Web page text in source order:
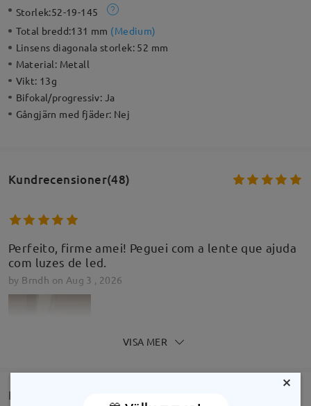
Storlek:52-19-145
Total bredd:131 mm (Medium)
Linsens diagonala storlek: 52 mm
Material: Metall
Vikt: 13g
Bifokal/progressiv: Ja
Gångjärn med fjäder: Nej
Kundrecensioner(48)
Perfeito, firme amei! Peguei com a lente que ajuda
com luzes de led.
by Brndh on Aug 3 , 2026
VISA MER
FRÅGOR OCH SVAR
×